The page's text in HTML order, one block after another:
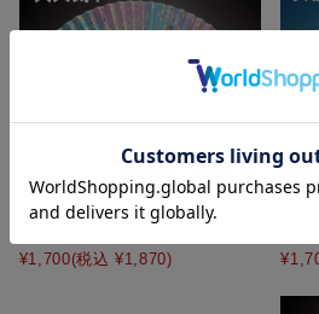
シルク扇子 桜★日本土産（み
やげ）や記念品に！英語説明書
つき
¥1,700(税込 ¥1,870)
シ
土